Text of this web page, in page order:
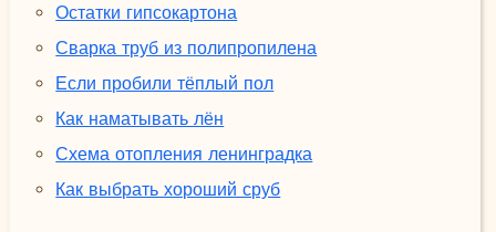
Остатки гипсокартона
Сварка труб из полипропилена
Если пробили тёплый пол
Как наматывать лён
Схема отопления ленинградка
Как выбрать хороший сруб